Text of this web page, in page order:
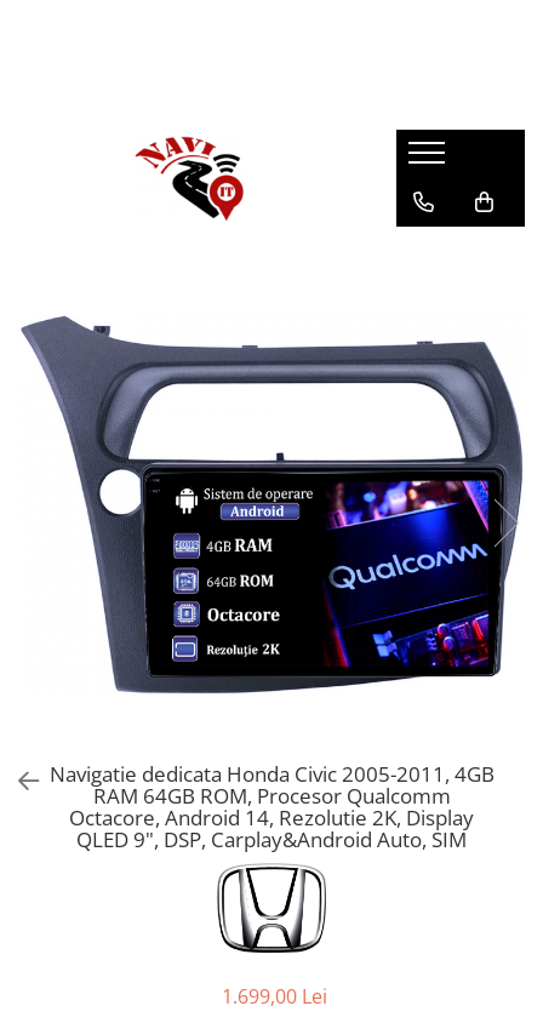
Navigatie dedicata Honda Civic 2005-2011, 4GB
RAM 64GB ROM, Procesor Qualcomm
Octacore, Android 14, Rezolutie 2K, Display
QLED 9", DSP, Carplay&Android Auto, SIM
1.699,00 Lei